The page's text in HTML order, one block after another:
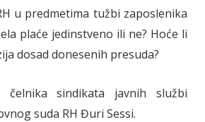
u predmetima tužbi zaposlenika
plaće jedinstveno ili ne? Hoće li
dosad donesenih presuda?
čelnika sindikata javnih službi
suda RH Đuri Sessi.